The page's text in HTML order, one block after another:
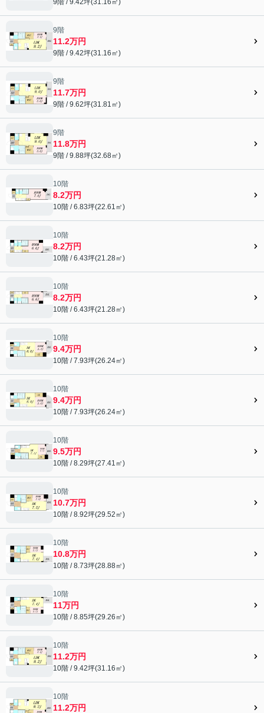
9階
11.2万円
9階 / 9.42坪(31.16㎡)
9階
11.7万円
9階 / 9.62坪(31.81㎡)
9階
11.8万円
9階 / 9.88坪(32.68㎡)
10階
8.2万円
10階 / 6.83坪(22.61㎡)
10階
8.2万円
10階 / 6.43坪(21.28㎡)
10階
8.2万円
10階 / 6.43坪(21.28㎡)
10階
9.4万円
10階 / 7.93坪(26.24㎡)
10階
9.4万円
10階 / 7.93坪(26.24㎡)
10階
9.5万円
10階 / 8.29坪(27.41㎡)
10階
10.7万円
10階 / 8.92坪(29.52㎡)
10階
10.8万円
10階 / 8.73坪(28.88㎡)
10階
11万円
10階 / 8.85坪(29.26㎡)
10階
11.2万円
10階 / 9.42坪(31.16㎡)
10階
11.2万円